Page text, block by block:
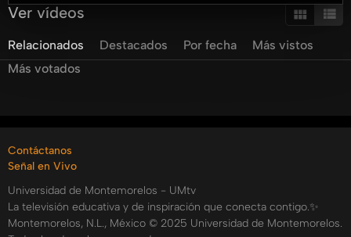
Hoy tenemos el tema de Cómo hacer un presupuesto
algunos conceptos básicos y algunas reglas para crear
nuestro presupuesto.
Categorías:
Tags:
yared garcia thais erazo elisa
presuuesto como elaborar un presupuesto
Ver vídeos
Relacionados Destacados Por fecha
Más vistos
Más votados
Contáctanos
Señal en Vivo
Universidad de Montemorelos - UMtv
La televisión educativa y de inspiración que conecta contigo.✨
Montemorelos, N.L., México © 2025 Universidad de Montemorelos.